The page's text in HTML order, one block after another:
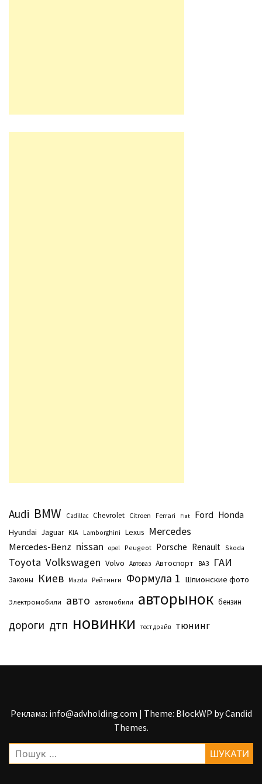
Audi BMW Cadillac Chevrolet Citroen Ferrari Fiat Ford Honda
Hyundai Jaguar KIA Lamborghini Lexus Mercedes
Mercedes-Benz nissan opel Peugeot Porsche Renault Skoda
Toyota Volkswagen Volvo Автоваз Автоспорт ВАЗ ГАИ
Законы Киев Маzda Рейтинги Формула 1 Шпионские фото
Электромобили авто автомобили авторынок бензин
дороги дтп новинки тест драйв тюнинг
Реклама: info@advholding.com | Theme: BlockWP byCandid
Themes.
Пошук: